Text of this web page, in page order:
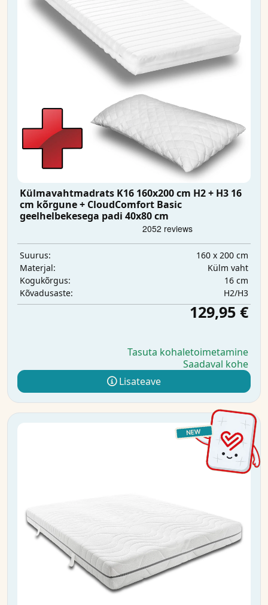
Külmavahtmadrats K16 160x200 cm H2 + H3 16
cm kõrgune + CloudComfort Basic
geelhelbekesega padi 40x80 cm
Suurus:
160 x 200 cm
Materjal:
Külm vaht
Kogukõrgus:
16 cm
Kõvadusaste:
H2/H3
129,95 €
Tasuta kohaletoimetamine
Saadaval kohe
Lisateave